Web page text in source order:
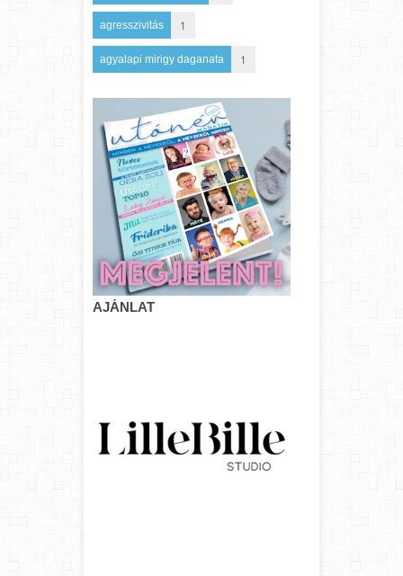
agresszivitás 1
agyalapi mirigy daganata 1
AJÁNLAT